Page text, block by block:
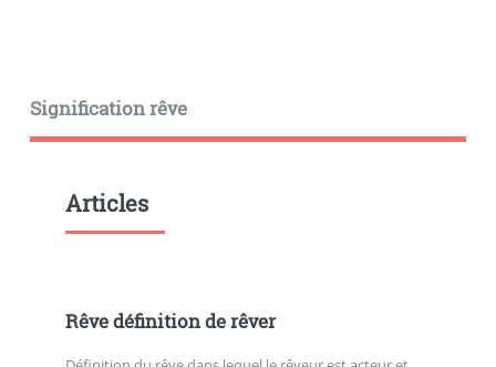
Signification rêve
Articles
Rêve définition de rêver